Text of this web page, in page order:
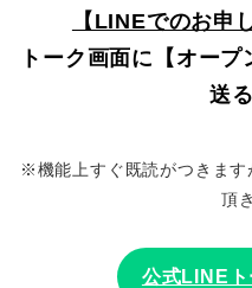
【LINEでのお申
トーク画面に【オー
送
※機能上すぐ既読がつきます
頂
公式LINE